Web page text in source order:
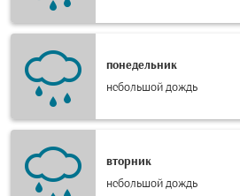
понедельник
небольшой дождь
вторник
небольшой дождь